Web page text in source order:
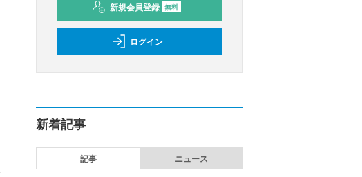
新規会員登録 無料
ログイン
新着記事
記事 ニュース